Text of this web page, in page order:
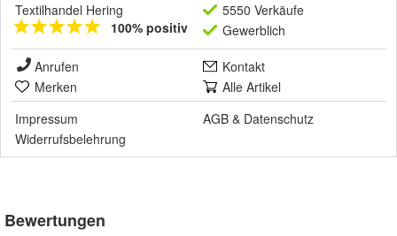
Textilhandel Hering
100% positiv
5550 Verkäufe
Gewerblich
Anrufen
Kontakt
Merken
Alle Artikel
Impressum
AGB & Datenschutz
Widerrufsbelehrung
Bewertungen